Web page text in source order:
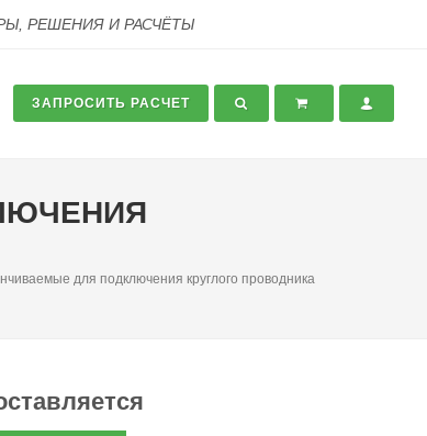
РЕШЕНИЯ И РАСЧЁТЫ
ЗАПРОСИТЬ РАСЧЕТ
для подключения круглого проводника